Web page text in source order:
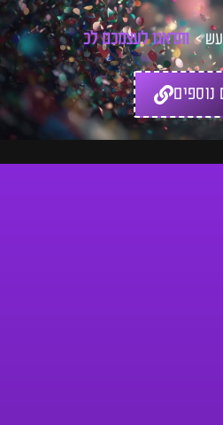
> ותדאגו לעצמכם לכרטיס
נוספים